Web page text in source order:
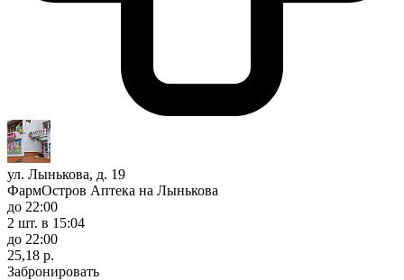
ул. Лынькова, д. 19
ФармОстров Аптека на Лынькова
до 22:00
2 шт. в 15:04
до 22:00
25,18 р.
Забронировать